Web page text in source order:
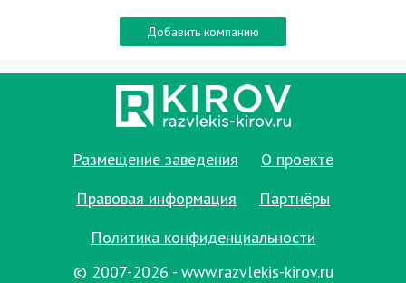
Добавить компанию
Размещение заведения
О проекте
Правовая информация
Партнёры
Политика конфиденциальности
© 2007-2026 - www.razvlekis-kirov.ru